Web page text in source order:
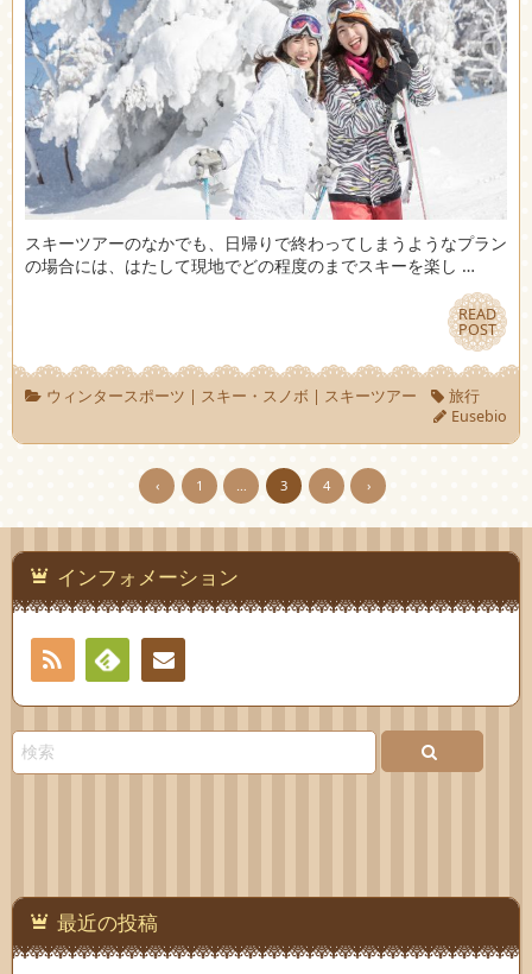
スキーツアーのなかでも、日帰りで終わってしまうようなプラン
の場合には、はたして現地でどの程度のまでスキーを楽し …
READ
POST
READ
POST
ウィンタースポーツ | スキー・スノボ | スキーツアー
旅行
Eusebio
‹ 1 … 3 4 ›
インフォメーション
RSS
Feedlyお問
最近の投稿